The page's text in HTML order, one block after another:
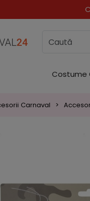
Costume
Carnaval